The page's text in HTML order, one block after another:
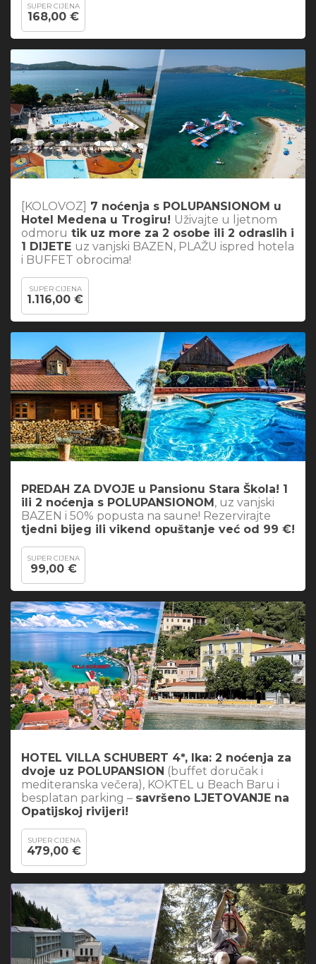
SUPER CIJENA
168,00 €
[KOLOVOZ] 7 noćenja s POLUPANSIONOM u
Hotel Medena u Trogiru! Uživajte u ljetnom
odmoru tik uz more za 2 osobe ili 2 odraslih i
1 DIJETE uz vanjski BAZEN, PLAŽU ispred hotela
i BUFFET obrocima!
SUPER CIJENA
1.116,00 €
PREDAH ZA DVOJE u Pansionu Stara Škola! 1
ili 2 noćenja s POLUPANSIONOM, uz vanjski
BAZEN i 50% popusta na saune! Rezervirajte
tjedni bijeg ili vikend opuštanje već od 99 €!
SUPER CIJENA
99,00 €
HOTEL VILLA SCHUBERT 4*, Ika: 2 noćenja za
dvoje uz POLUPANSION (buffet doručak i
mediteranska večera), KOKTEL u Beach Baru i
besplatan parking – savršeno LJETOVANJE na
Opatijskoj rivijeri!
SUPER CIJENA
479,00 €